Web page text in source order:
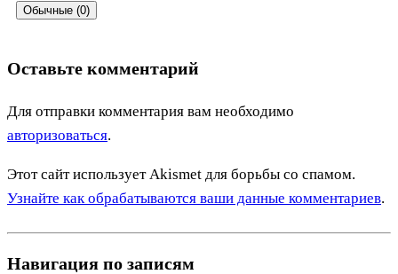
Обычные (0)
Оставьте комментарий
Для отправки комментария вам необходимо
авторизоваться.
Этот сайт использует Akismet для борьбы со спамом.
Узнайте как обрабатываются ваши данные комментариев.
Навигация по записям